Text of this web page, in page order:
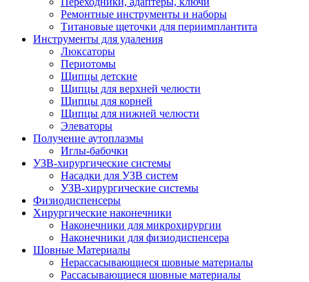
Ремонтные инструменты и наборы
Титановые щеточки для периимплантита
Инструменты для удаления
Люксаторы
Периотомы
Щипцы детские
Щипцы для верхней челюсти
Щипцы для корней
Щипцы для нижней челюсти
Элеваторы
Получение аутоплазмы
Иглы-бабочки
УЗВ-хирургические системы
Насадки для УЗВ систем
УЗВ-хирургические системы
Физиодиспенсеры
Хирургические наконечники
Наконечники для микрохирургии
Наконечники для физиодиспенсера
Шовные Материалы
Нерассасывающиеся шовные материалы
Рассасывающиеся шовные материалы